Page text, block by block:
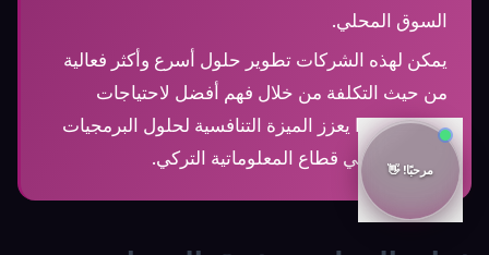
السوق المحلي.
يمكن لهذه الشركات تطوير حلول أسرع وأكثر فعالية
من حيث التكلفة من خلال فهم أفضل لاحتياجات
العملاء. وهذا يعزز الميزة التنافسية لحلول البرمجيات
المخصصة في قطاع المعلوماتية التركي.